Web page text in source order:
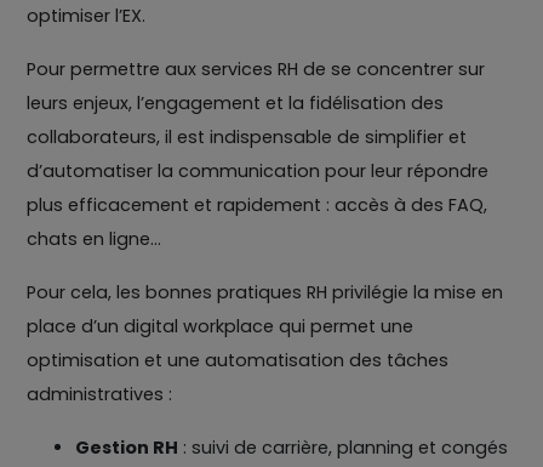
optimiser l’EX.
Pour permettre aux services RH de se concentrer sur
leurs enjeux, l’engagement et la fidélisation des
collaborateurs, il est indispensable de simplifier et
d’automatiser la communication pour leur répondre
plus efficacement et rapidement : accès à des FAQ,
chats en ligne…
Pour cela, les bonnes pratiques RH privilégie la mise en
place d’un digital workplace qui permet une
optimisation et une automatisation des tâches
administratives :
Gestion RH : suivi de carrière, planning et congés